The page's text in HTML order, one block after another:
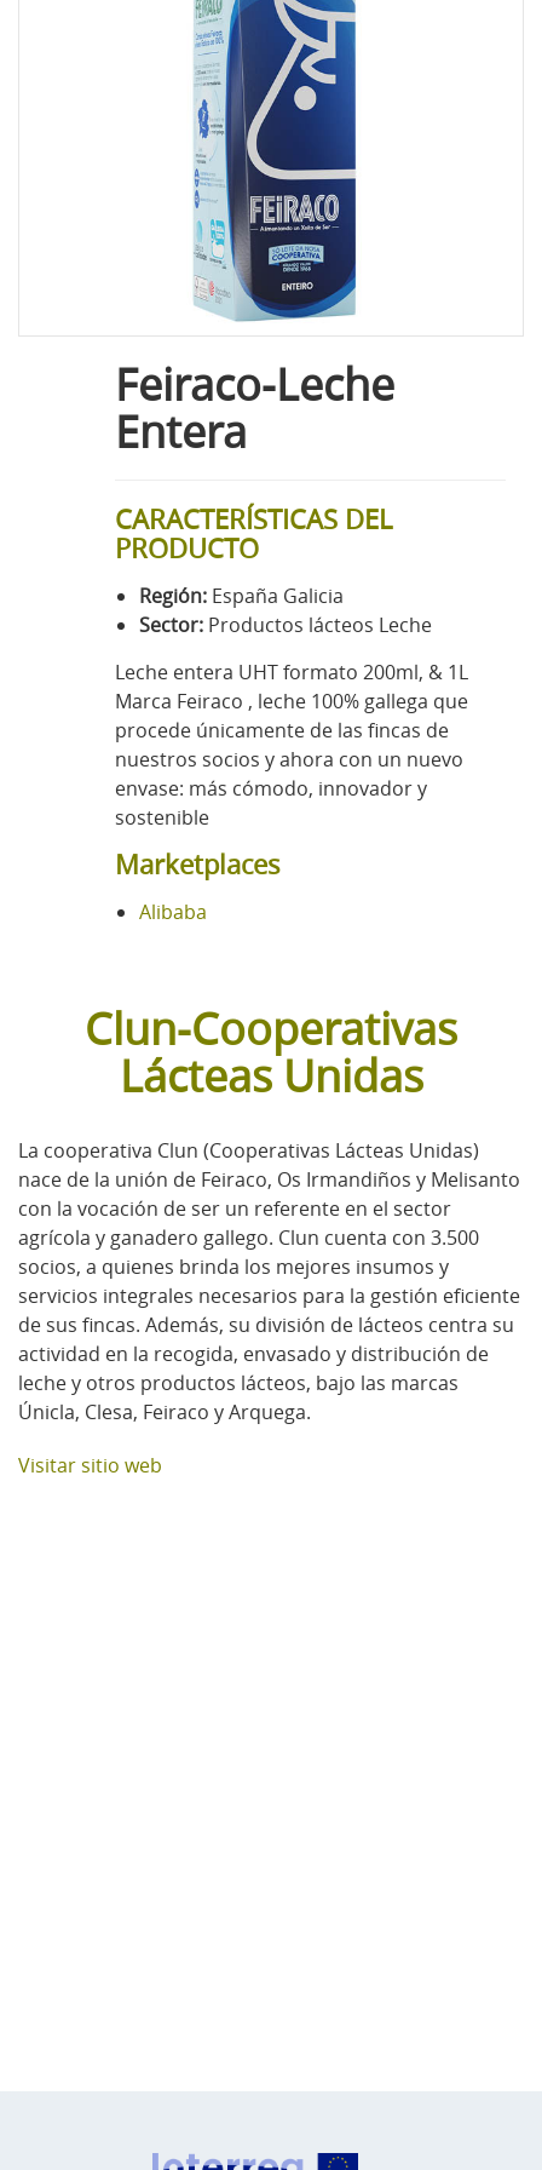
Feiraco-Leche
Entera
CARACTERÍSTICAS DEL
PRODUCTO
Región: España Galicia
Sector: Productos lácteos Leche
Leche entera UHT formato 200ml, & 1L
Marca Feiraco , leche 100% gallega que
procede únicamente de las fincas de
nuestros socios y ahora con un nuevo
envase: más cómodo, innovador y
sostenible
Marketplaces
Alibaba
Clun-Cooperativas
Lácteas Unidas
La cooperativa Clun (Cooperativas Lácteas Unidas)
nace de la unión de Feiraco, Os Irmandiños y Melisanto
con la vocación de ser un referente en el sector
agrícola y ganadero gallego. Clun cuenta con 3.500
socios, a quienes brinda los mejores insumos y
servicios integrales necesarios para la gestión eficiente
de sus fincas. Además, su división de lácteos centra su
actividad en la recogida, envasado y distribución de
leche y otros productos lácteos, bajo las marcas
Únicla, Clesa, Feiraco y Arquega.
Visitar sitio web